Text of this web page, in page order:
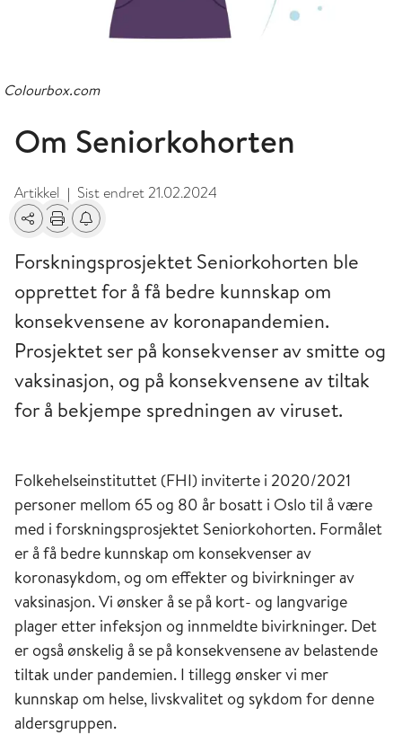
Colourbox.com
Om Seniorkohorten
Artikkel | Sist endret21.02.2024
Del Skriv utFå varsel om endringer
Forskningsprosjektet Seniorkohorten ble
opprettet for å få bedre kunnskap om
konsekvensene av koronapandemien.
Prosjektet ser på konsekvenser av smitte og
vaksinasjon, og på konsekvensene av tiltak
for å bekjempe spredningen av viruset.
Folkehelseinstituttet (FHI) inviterte i 2020/2021
personer mellom 65 og 80 år bosatt i Oslo til å være
med i forskningsprosjektet Seniorkohorten. Formålet
er å få bedre kunnskap om konsekvenser av
koronasykdom, og om effekter og bivirkninger av
vaksinasjon. Vi ønsker å se på kort- og langvarige
plager etter infeksjon og innmeldte bivirkninger. Det
er også ønskelig å se på konsekvensene av belastende
tiltak under pandemien. I tillegg ønsker vi mer
kunnskap om helse, livskvalitet og sykdom for denne
aldersgruppen.